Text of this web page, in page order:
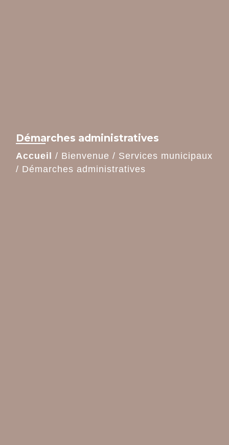
Démarches administratives
Accueil / Bienvenue / Services municipaux
/ Démarches administratives